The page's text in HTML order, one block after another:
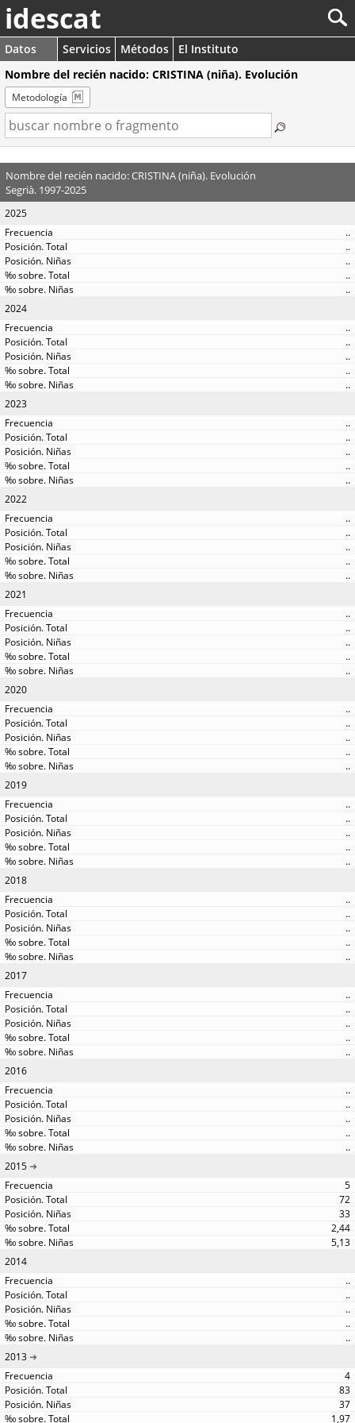
idescat
Datos Servicios Métodos
El Instituto
Nombre del recién nacido: CRISTINA (niña). Evolución
Metodología
Nombre del recién nacido: CRISTINA (niña). Evolución
Segrià. 1997-2025
2025
..
..
..
..
..
2024
..
..
..
..
..
2023
..
..
..
..
..
2022
..
..
..
..
..
2021
..
..
..
..
..
2020
..
..
..
..
..
2019
..
..
..
..
..
2018
..
..
..
..
..
2017
..
..
..
..
..
2016
..
..
..
..
..
2015
5
72
33
2,44
5,13
2014
..
..
..
..
..
2013
4
83
37
1,97